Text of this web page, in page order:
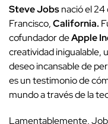
Steve Jobsnació el 24
Francisco,California.
cofundador deApple
creatividad inigualable,
deseo incansable de
es un testimonio de
mundo a través de la
Lamentablemente,